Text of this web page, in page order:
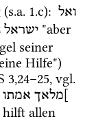
(s.a. 1.c): ואל
ישראל "aber
seiner
Hilfe")
3,24–25, vgl.
]מלאך אמתו
hilft allen